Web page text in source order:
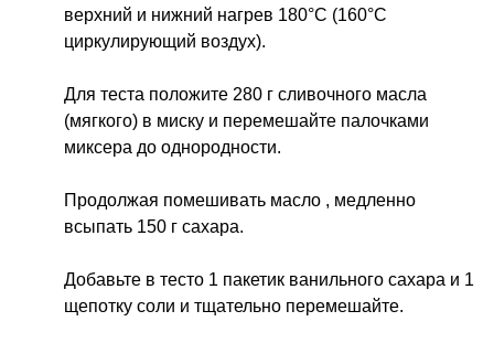
верхний и нижний нагрев 180°C (160°C
циркулирующий воздух).
Для теста положите 280 г сливочного масла
(мягкого) в миску и перемешайте палочками
миксера до однородности.
Продолжая помешивать масло , медленно
всыпать 150 г сахара.
Добавьте в тесто 1 пакетик ванильного сахара и 1
щепотку соли и тщательно перемешайте.